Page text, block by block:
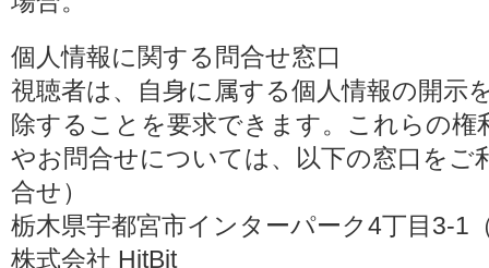
個人情報に関する問合せ窓口
視聴者は、自身に属する個人情報の開示
除することを要求できます。これらの権
やお問合せについては、以下の窓口をご
合せ）
栃木県宇都宮市インターパーク4丁目3-1
株式会社 HitBit